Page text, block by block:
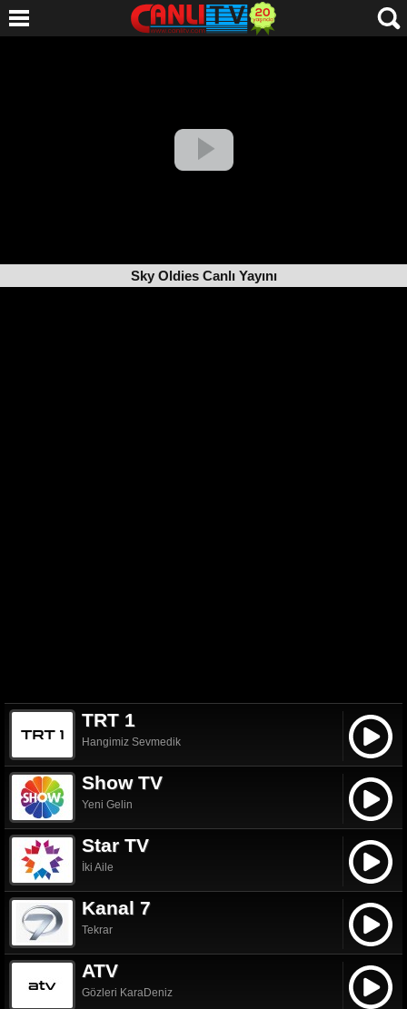
Sky Oldies Canlı Yayını
TRT 1
Hangimiz Sevmedik
Show TV
Yeni Gelin
Star TV
İki Aile
Kanal 7
Tekrar
ATV
Gözleri KaraDeniz